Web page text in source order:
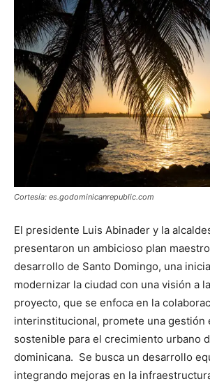
Cortesía: es.godominicanrepublic.com
El presidente Luis Abinader y la
presentaron un ambicioso plan
desarrollo de Santo Domingo, una
modernizar la ciudad con una visión a
proyecto, que se enfoca en la
interinstitucional, promete una gestión
sostenible para el crecimiento urbano
dominicana. Se busca un desarrollo
integrando mejoras en la